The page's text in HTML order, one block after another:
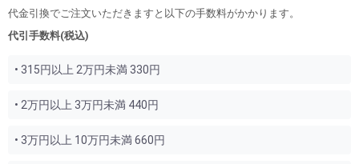
代金引換でご注文いただきますと以下の手数料がかかります。
代引手数料(税込)
• 315円以上 2万円未満 330円
• 2万円以上 3万円未満 440円
• 3万円以上 10万円未満 660円